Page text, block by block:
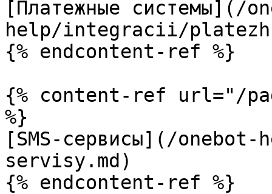
[Платежные системы](/
help/integracii/
{% endcontent-ref %}
{% content-ref url="/
%}
[SMS-сервисы](/
servisy.md)
{% endcontent-ref %}